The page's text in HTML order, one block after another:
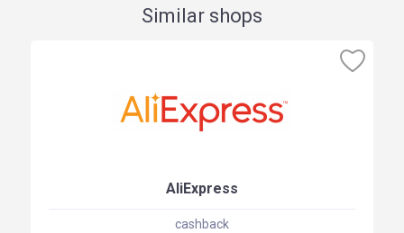
Similar shops
AliExpress
cashback